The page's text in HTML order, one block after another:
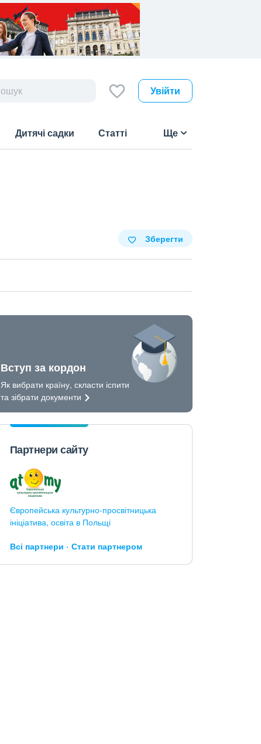
Увійти
Дитячі садки Статті Ще
Зберегти
Вступ за кордон
Як вибрати країну, скласти іспити
та зібрати документи
Партнери сайту
Європейська культурно-просвітницька
ініціатива, освіта в Польщі
Всі партнери Стати партнером